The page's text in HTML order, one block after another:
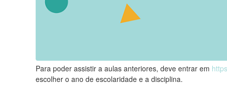
Para poder assistir a aulas anteriores, deve entrar em
escolher o ano de escolaridade e a disciplina.